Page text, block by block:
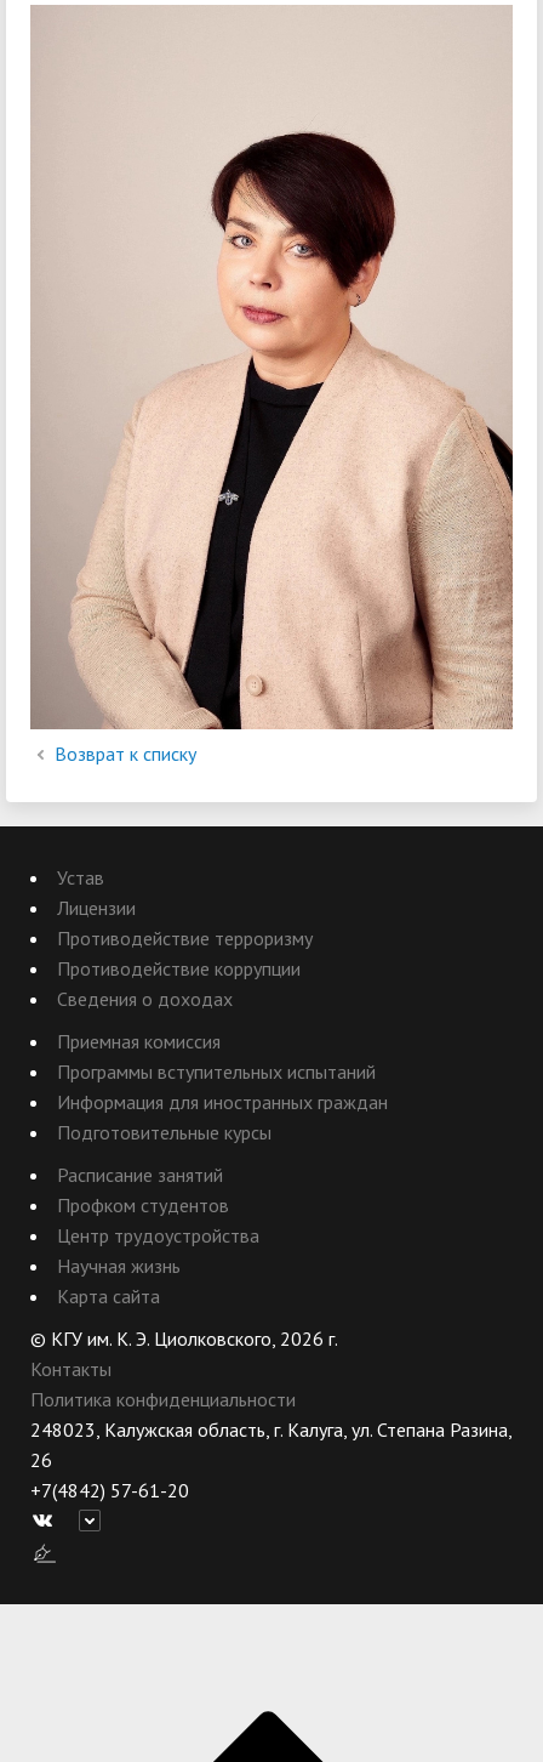
Возврат к списку
Устав
Лицензии
Противодействие терроризму
Противодействие коррупции
Сведения о доходах
Приемная комиссия
Программы вступительных испытаний
Информация для иностранных граждан
Подготовительные курсы
Расписание занятий
Профком студентов
Центр трудоустройства
Научная жизнь
Карта сайта
© КГУ им. К. Э. Циолковского, 2026 г.
Контакты
Политика конфиденциальности
248023, Калужская область, г. Калуга, ул. Степана Разина,
26
+7(4842) 57-61-20